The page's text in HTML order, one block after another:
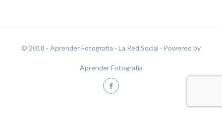
© 2018 - Aprender Fotografía - La Red Social · Powered by
Aprender Fotografía